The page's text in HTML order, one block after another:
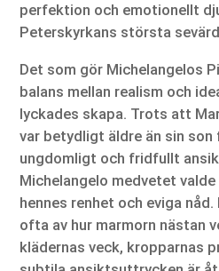
perfektion och emotionellt
Peterskyrkans största
Det som gör Michelangelos
balans mellan realism och
lyckades skapa. Trots att
var betydligt äldre än sin
ungdomligt och fridfullt
Michelangelo medvetet
hennes renhet och eviga
ofta av hur marmorn nästan
klädernas veck, kropparnas